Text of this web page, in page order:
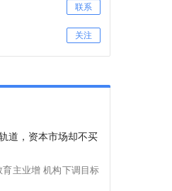
联系
关注
道，资本市场却不买
主业增 机构下调目标